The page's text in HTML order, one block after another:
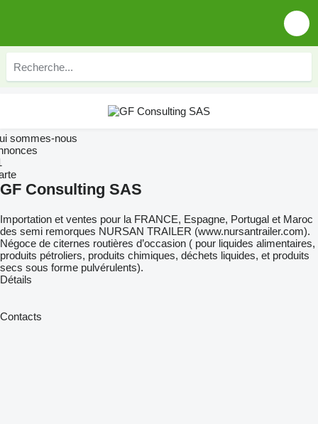
sommes-nous
GF Consulting SAS
Importation et ventes pour la FRANCE, Espagne, Portugal et Maroc
des semi remorques NURSAN TRAILER (www.nursantrailer.com).
Négoce de citernes routières d’occasion ( pour liquides alimentaires,
produits pétroliers, produits chimiques, déchets liquides, et produits
secs sous forme pulvérulents).
Détails
Contacts